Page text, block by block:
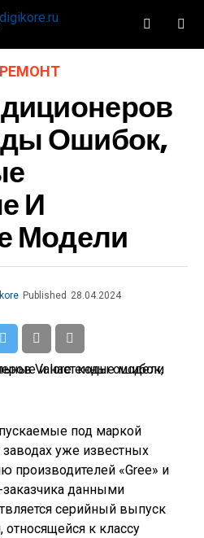
Ошибок,
И
Модели
Published 28.04.2024
под маркой
заводах уже известных
производителей «Gree» и
данными
серийный выпуск
относящейся к классу